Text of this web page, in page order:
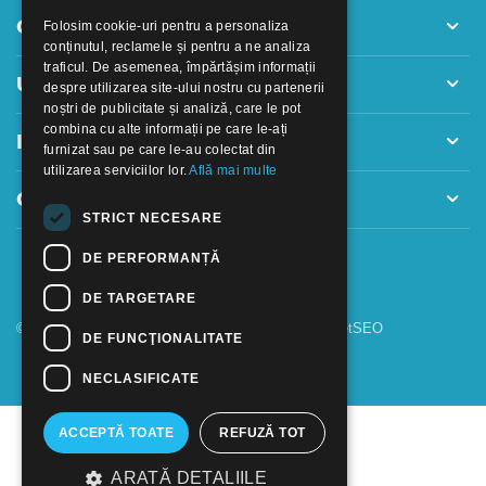
Contul meu
Utile
Informatii
Contact
© 2018 - 2026 GOOFFICE. Realizat si configurat netSEO
Folosim cookie-uri pentru a personaliza
conținutul, reclamele și pentru a ne analiza
traficul. De asemenea, împărtășim informații
despre utilizarea site-ului nostru cu partenerii
noștri de publicitate și analiză, care le pot
combina cu alte informații pe care le-ați
furnizat sau pe care le-au colectat din
utilizarea serviciilor lor.Află mai multe
STRICT NECESARE
DE PERFORMANȚĂ
DE TARGETARE
DE FUNCŢIONALITATE
NECLASIFICATE
ACCEPTĂ TOATE REFUZĂ TOT
ARATĂ DETALIILE